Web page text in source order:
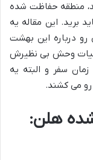
منطقه حفاظت شده
برید. این مقاله یه
رو درباره این بهشت
حیات وحش بی نظیرش
سفر و البته یه
رو می کشند.
هلن: